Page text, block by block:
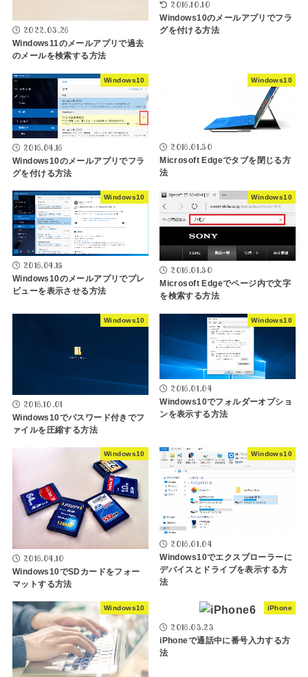
2022.03.26
Windows11のメールアプリで過去
のメールを検索する方法
2016.10.10
Windows10のメールアプリでフラ
グを付ける方法
Windows10
2016.04.16
Windows10のメールアプリでフラ
グを付ける方法
Windows10
2016.01.30
Microsoft Edgeでタブを閉じる方
法
Windows10
2016.04.15
Windows10のメールアプリでプレ
ビューを表示させる方法
Windows10
2016.01.30
Microsoft Edgeでページ内で文字
を検索する方法
Windows10
2016.10.01
Windows10でパスワード付きでフ
ァイルを圧縮する方法
Windows10
2016.01.04
Windows10でフォルダーオプショ
ンを表示する方法
Windows10
2016.04.10
Windows10でSDカードをフォー
マットする方法
Windows10
2016.01.04
Windows10でエクスプローラーに
デバイスとドライブを表示する方
法
Windows10 iPhone
2016.03.23
iPhoneで通話中に番号入力する方
法